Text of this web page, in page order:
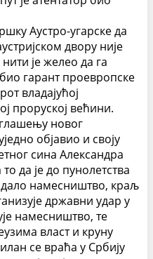
Аустро-угарске да
двору није
је желео да га
гарант проевропске
владајућој
проруској већини.
новог
објавио и своју
сина Александра
да је до пунолетства
намесништво, краљ
државни удар у
намесништво, те
власт и круну
се враћа у Србију